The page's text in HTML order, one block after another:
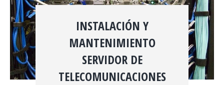
INSTALACIÓN Y
MANTENIMIENTO
SERVIDOR DE
TELECOMUNICACIONES